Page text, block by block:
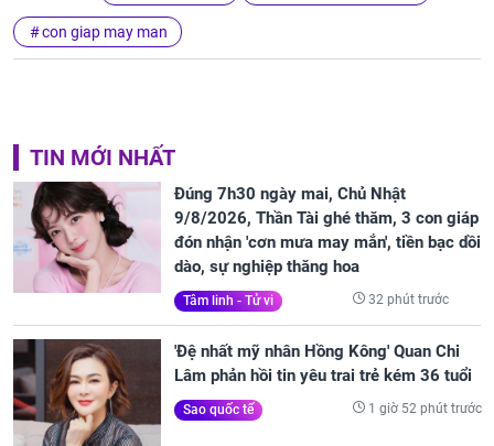
con giap may man
TIN MỚI NHẤT
Đúng 7h30 ngày mai, Chủ Nhật
9/8/2026, Thần Tài ghé thăm, 3 con giáp
đón nhận 'cơn mưa may mắn', tiền bạc dồi
dào, sự nghiệp thăng hoa
Tâm linh - Tử vi 32 phút trước
'Đệ nhất mỹ nhân Hồng Kông' Quan Chi
Lâm phản hồi tin yêu trai trẻ kém 36 tuổi
Sao quốc tế 1 giờ 52 phút trước